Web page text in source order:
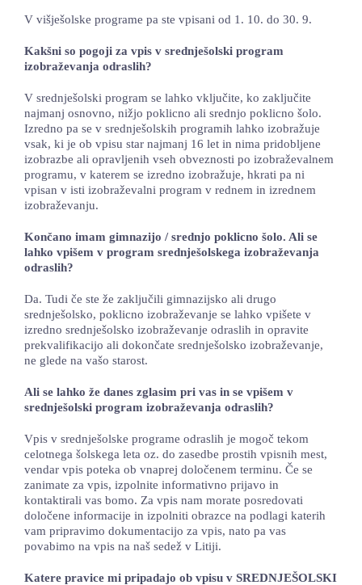
V višješolske programe pa ste vpisani od 1. 10. do 30. 9.
Kakšni so pogoji za vpis v srednješolski program
izobraževanja odraslih?
V srednješolski program se lahko vključite, ko zaključite
najmanj osnovno, nižjo poklicno ali srednjo poklicno šolo.
Izredno pa se v srednješolskih programih lahko izobražuje
vsak, ki je ob vpisu star najmanj 16 let in nima pridobljene
izobrazbe ali opravljenih vseh obveznosti po izobraževalnem
programu, v katerem se izredno izobražuje, hkrati pa ni
vpisan v isti izobraževalni program v rednem in izrednem
izobraževanju.
Končano imam gimnazijo / srednjo poklicno šolo. Ali se
lahko vpišem v program srednješolskega izobraževanja
odraslih?
Da. Tudi če ste že zaključili gimnazijsko ali drugo
srednješolsko, poklicno izobraževanje se lahko vpišete v
izredno srednješolsko izobraževanje odraslih in opravite
prekvalifikacijo ali dokončate srednješolsko izobraževanje,
ne glede na vašo starost.
Ali se lahko že danes zglasim pri vas in se vpišem v
srednješolski program izobraževanja odraslih?
Vpis v srednješolske programe odraslih je mogoč tekom
celotnega šolskega leta oz. do zasedbe prostih vpisnih mest,
vendar vpis poteka ob vnaprej določenem terminu. Če se
zanimate za vpis, izpolnite informativno prijavo in
kontaktirali vas bomo. Za vpis nam morate posredovati
določene informacije in izpolniti obrazce na podlagi katerih
vam pripravimo dokumentacijo za vpis, nato pa vas
povabimo na vpis na naš sedež v Litiji.
Katere pravice mi pripadajo ob vpisu v SREDNJEŠOLSKI